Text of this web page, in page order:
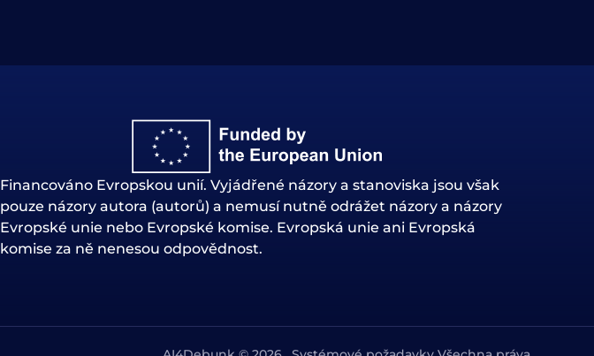
Financováno Evropskou unií. Vyjádřené názory a stanoviska jsou však
pouze názory autora (autorů) a nemusí nutně odrážet názory a názory
Evropské unie nebo Evropské komise. Evropská unie ani Evropská
komise za ně nenesou odpovědnost.